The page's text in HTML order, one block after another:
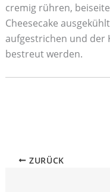
cremig rühren,
Cheesecake
aufgestrichen und der
bestreut werden.
ZURÜCK